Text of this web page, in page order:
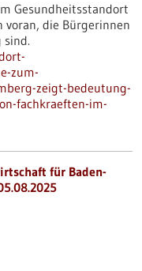
Gesundheitsstandort
die Bürgerinnen
sind.
zum-
zeigt-bedeutung-
fachkraeften-im-
für Baden-